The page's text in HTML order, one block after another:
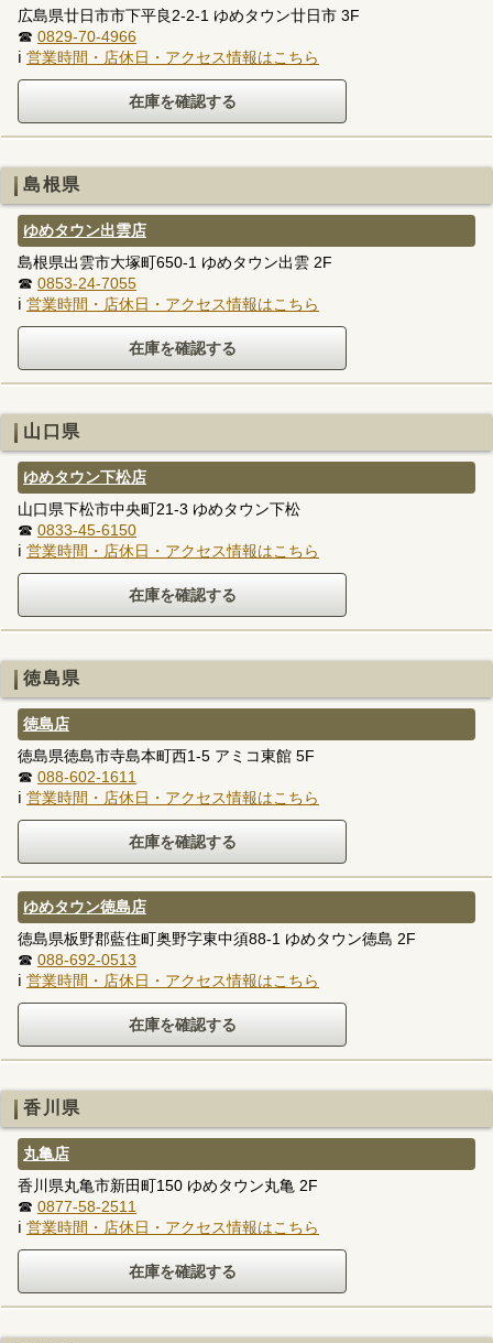
広島県廿日市市下平良2-2-1 ゆめタウン廿日市 3F
☎ 0829-70-4966
ℹ 営業時間・店休日・アクセス情報はこちら
島根県
ゆめタウン出雲店
島根県出雲市大塚町650-1 ゆめタウン出雲 2F
☎ 0853-24-7055
ℹ 営業時間・店休日・アクセス情報はこちら
山口県
ゆめタウン下松店
山口県下松市中央町21-3 ゆめタウン下松
☎ 0833-45-6150
ℹ 営業時間・店休日・アクセス情報はこちら
徳島県
徳島店
徳島県徳島市寺島本町西1-5 アミコ東館 5F
☎ 088-602-1611
ℹ 営業時間・店休日・アクセス情報はこちら
ゆめタウン徳島店
徳島県板野郡藍住町奥野字東中須88-1 ゆめタウン徳島 2F
☎ 088-692-0513
ℹ 営業時間・店休日・アクセス情報はこちら
香川県
丸亀店
香川県丸亀市新田町150 ゆめタウン丸亀 2F
☎ 0877-58-2511
ℹ 営業時間・店休日・アクセス情報はこちら